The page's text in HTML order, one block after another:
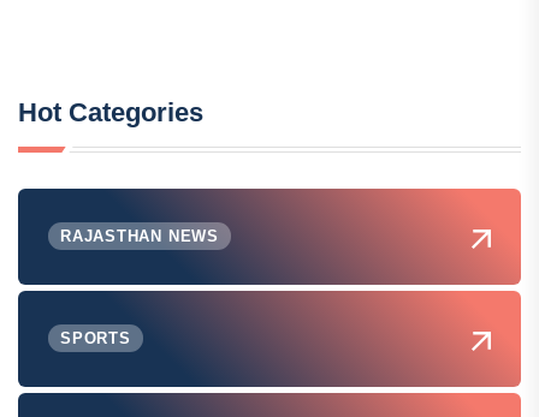
Hot Categories
RAJASTHAN NEWS
SPORTS